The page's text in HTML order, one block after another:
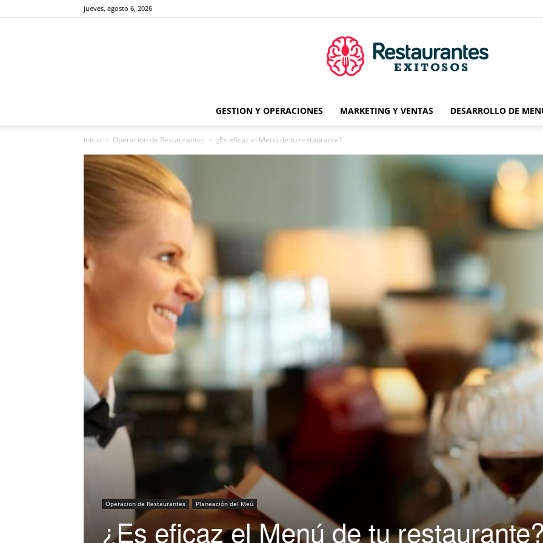
jueves, agosto 6, 2026
Restaurantes
Capacitación
para
Restaurantes
GESTION Y OPERACIONES MARKETING Y VENTAS DESARROLLO DE
Inicio Operacion de Restaurantes ¿Es eficaz el Menú de tu restaurante?
Operacion de Restaurantes Planeación del Meú
¿Es eficaz el Menú de tu